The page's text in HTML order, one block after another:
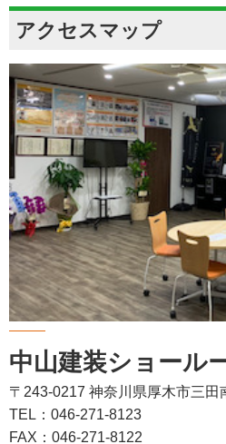
アクセスマップ
中山建装ショール
〒243-0217 神奈川県厚木市三田
TEL：046-271-8123
FAX：046-271-8122